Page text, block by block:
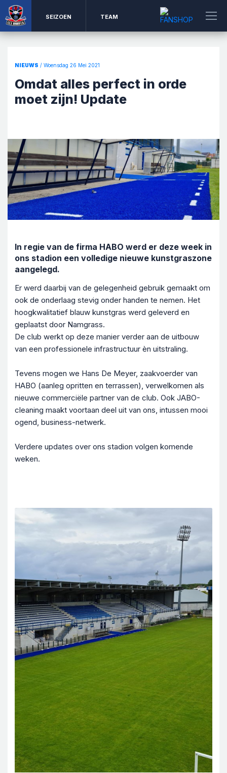
SEIZOEN TEAM
NIEUWS / Woensdag 26 Mei 2021
Omdat alles perfect in orde
moet zijn! Update
In regie van de firma HABO werd er deze week in
ons stadion een volledige nieuwe kunstgraszone
aangelegd.
Er werd daarbij van de gelegenheid gebruik gemaakt om
ook de onderlaag stevig onder handen te nemen. Het
hoogkwalitatief blauw kunstgras werd geleverd en
geplaatst door Namgrass.
De club werkt op deze manier verder aan de uitbouw
van een professionele infrastructuur èn uitstraling.
Tevens mogen we Hans De Meyer, zaakvoerder van
HABO (aanleg opritten en terrassen), verwelkomen als
nieuwe commerciële partner van de club. Ook JABO-
cleaning maakt voortaan deel uit van ons, intussen mooi
ogend, business-netwerk.
Verdere updates over ons stadion volgen komende
weken.